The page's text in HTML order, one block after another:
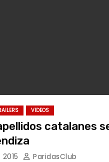
VIDEOS
catalanes
ParidasClub